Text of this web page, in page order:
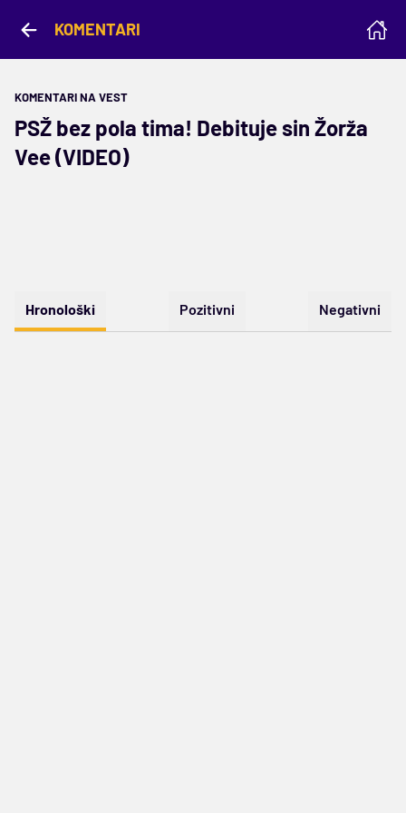
KOMENTARI
KOMENTARI NA VEST
PSŽ bez pola tima! Debituje sin Žorža
Vee (VIDEO)
Hronološki Pozitivni Negativni